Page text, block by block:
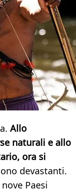
Allo
naturali e allo
ora si
devastanti.
Paesi